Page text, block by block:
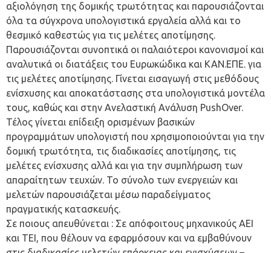
αξιολόγηση της δομικής τρωτότητας και παρουσιάζονται
όλα τα σύγχρονα υπολογιστικά εργαλεία αλλά και το
θεσμικό καθεστώς για τις μελέτες αποτίμησης.
Παρουσιάζονται συνοπτικά οι παλαιότεροι κανονισμοί και
αναλυτικά οι διατάξεις του Ευρωκώδικα και ΚΑΝ.ΕΠΕ. για
τις μελέτες αποτίμησης. Γίνεται εισαγωγή στις μεθόδους
ενίσχυσης και αποκατάστασης στα υπολογιστικά μοντέλα
τους, καθώς και στην Ανελαστική Ανάλυση PushOver.
Τέλος γίνεται επίδειξη ορισμένων βασικών
προγραμμάτων υπολογιστή που χρησιμοποιούνται για την
δομική τρωτότητα, τις διαδικασίες αποτίμησης, τις
μελέτες ενίσχυσης αλλά και για την συμπλήρωση των
απαραίτητων τευχών. Το σύνολο των ενεργειών και
μελετών παρουσιάζεται μέσω παραδείγματος
πραγματικής κατασκευής.
Σε ποιους απευθύνεται : Σε απόφοιτους μηχανικούς ΑΕΙ
και ΤΕΙ, που θέλουν να εφαρμόσουν και να εμβαθύνουν